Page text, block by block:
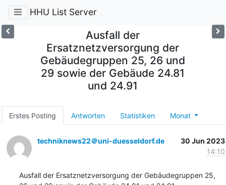
HHU List Server
Ausfall der
Ersatznetzversorgung der
Gebäudegruppen 25, 26 und
29 sowie der Gebäude 24.81
und 24.91
Erstes Posting Antworten Statistiken Monat
techniknews22＠uni-duesseldorf.de
30 Jun 2023
14:10
Ausfall der Ersatznetzversorgung der Gebäudegruppen 25,